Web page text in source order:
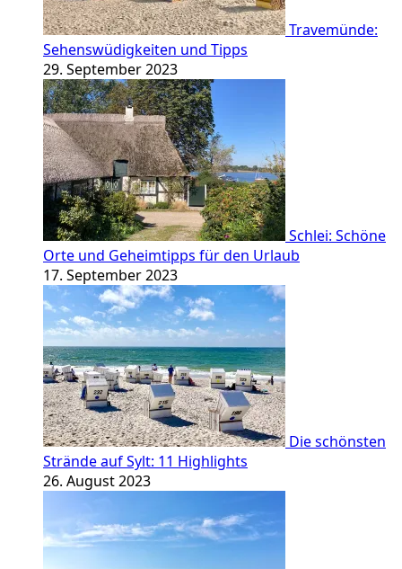
Travemünde:
Sehenswüdigkeiten und Tipps
29. September 2023
Schlei: Schöne
Orte und Geheimtipps für den Urlaub
17. September 2023
Die schönsten
Strände auf Sylt: 11 Highlights
26. August 2023